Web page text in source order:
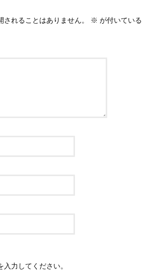
されることはありません。 ※ が付いている
入力してください。